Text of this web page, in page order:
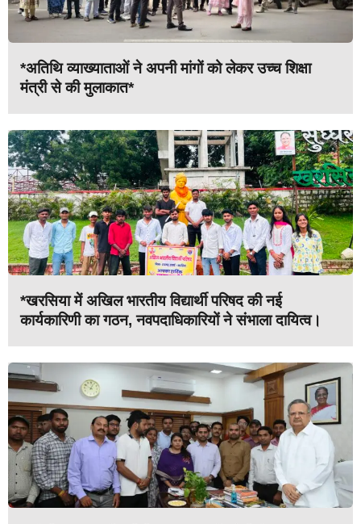
*अतिथि व्याख्याताओं ने अपनी मांगों को लेकर उच्च शिक्षा
मंत्री से की मुलाकात*
*खरसिया में अखिल भारतीय विद्यार्थी परिषद की नई
कार्यकारिणी का गठन, नवपदाधिकारियों ने संभाला दायित्व।